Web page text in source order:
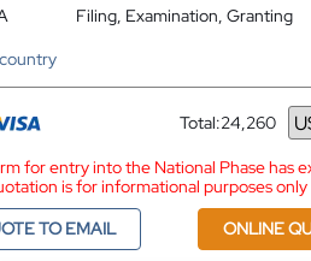
Filing, Examination, Granting
Total:24,260
Currency
for entry into the National Phase has
is for informational purposes only
TO EMAIL
ONLINE